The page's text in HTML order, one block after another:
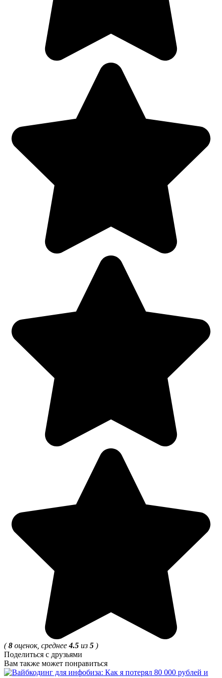
(8 оценок, среднее4.5 из 5 )
Поделиться с друзьями
Вам также может понравиться